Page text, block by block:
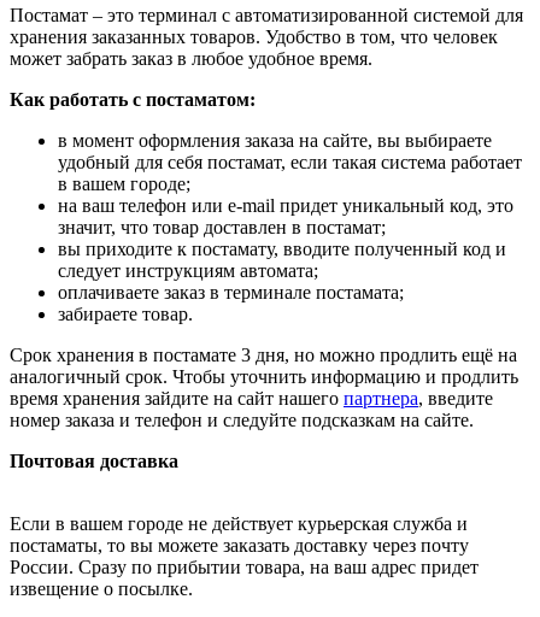
Постамат – это терминал с автоматизированной системой для
хранения заказанных товаров. Удобство в том, что человек
может забрать заказ в любое удобное время.
Как работать с постаматом:
в момент оформления заказа на сайте, вы выбираете
удобный для себя постамат, если такая система работает
в вашем городе;
на ваш телефон или e-mail придет уникальный код, это
значит, что товар доставлен в постамат;
вы приходите к постамату, вводите полученный код и
следует инструкциям автомата;
оплачиваете заказ в терминале постамата;
забираете товар.
Срок хранения в постамате 3 дня, но можно продлить ещё на
аналогичный срок. Чтобы уточнить информацию и продлить
время хранения зайдите на сайт нашего партнера, введите
номер заказа и телефон и следуйте подсказкам на сайте.
Почтовая доставка
Если в вашем городе не действует курьерская служба и
постаматы, то вы можете заказать доставку через почту
России. Сразу по прибытии товара, на ваш адрес придет
извещение о посылке.